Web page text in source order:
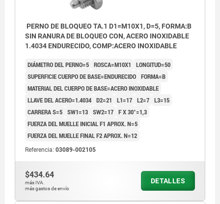
PERNO DE BLOQUEO TA.1 D1=M10X1, D=5, FORMA:B
SIN RANURA DE BLOQUEO CON, ACERO INOXIDABLE
1.4034 ENDURECIDO, COMP:ACERO INOXIDABLE
DIÁMETRO DEL PERNO=5 ROSCA=M10X1
LONGITUD=50
SUPERFICIE CUERPO DE BASE=ENDURECIDO FORMA=B
MATERIAL DEL CUERPO DE BASE=ACERO INOXIDABLE
LLAVE DEL ACERO=1.4034 D2=21 L1=17 L2=7 L3=15
CARRERA S=5 SW1=13 SW2=17 F X 30°=1,3
FUERZA DEL MUELLE INICIAL F1 APROX. N=5
FUERZA DEL MUELLE FINAL F2 APROX. N=12
Referencia: 03089-002105
$434.64
más IVA.
más gastos de envío
DETALLES